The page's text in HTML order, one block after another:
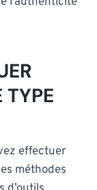
TYPE
effectuer
méthodes